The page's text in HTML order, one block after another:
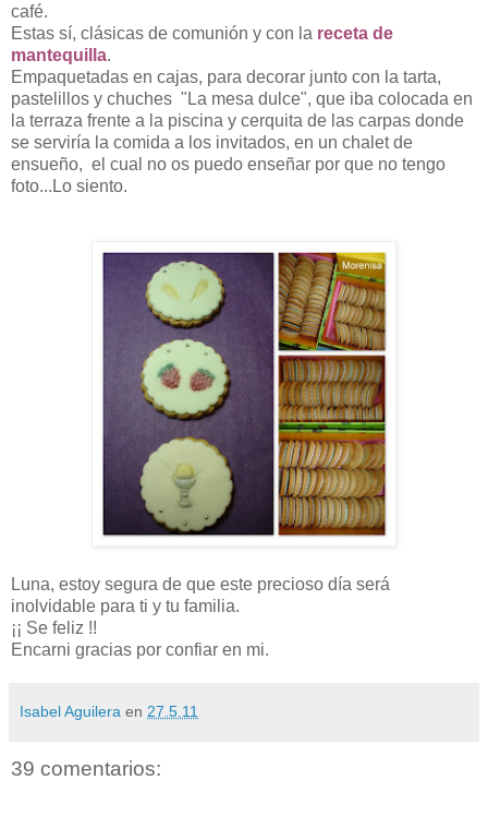
café.
Estas sí, clásicas de comunión y con la receta de
mantequilla.
Empaquetadas en cajas, para decorar junto con la tarta,
pastelillos y chuches "La mesa dulce", que iba colocada en
la terraza frente a la piscina y cerquita de las carpas donde
se serviría la comida a los invitados, en un chalet de
ensueño, el cual no os puedo enseñar por que no tengo
foto...Lo siento.
Luna, estoy segura de que este precioso día será
inolvidable para ti y tu familia.
¡¡ Se feliz !!
Encarni gracias por confiar en mi.
Isabel Aguilera en 27.5.11
39 comentarios: